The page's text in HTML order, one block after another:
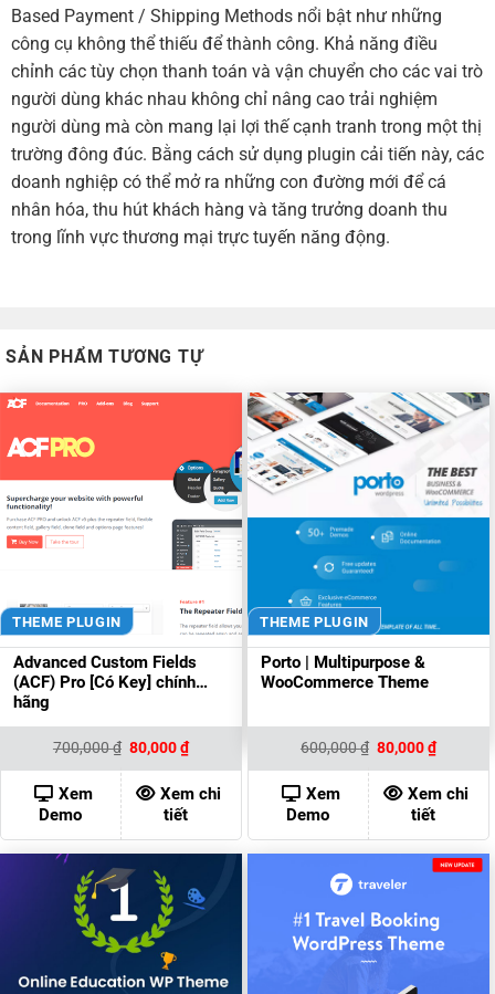
Based Payment / Shipping Methods nổi bật như những
công cụ không thể thiếu để thành công. Khả năng điều
chỉnh các tùy chọn thanh toán và vận chuyển cho các vai trò
người dùng khác nhau không chỉ nâng cao trải nghiệm
người dùng mà còn mang lại lợi thế cạnh tranh trong một thị
trường đông đúc. Bằng cách sử dụng plugin cải tiến này, các
doanh nghiệp có thể mở ra những con đường mới để cá
nhân hóa, thu hút khách hàng và tăng trưởng doanh thu
trong lĩnh vực thương mại trực tuyến năng động.
SẢN PHẨM TƯƠNG TỰ
THEME PLUGIN
Advanced Custom Fields
(ACF) Pro [Có Key] chính
hãng
700,000₫ Giá
gốc
là:
700,000 ₫.
80,000₫Giá
hiện
tại
là:
80,000 ₫.
Xem
Demo
Xem chi
tiết
THEME PLUGIN
Porto | Multipurpose &
WooCommerce Theme
600,000₫ Giá
gốc
là:
600,000 ₫.
80,000₫Giá
hiện
tại
là:
80,000
Xem
Demo
Xem chi
tiết